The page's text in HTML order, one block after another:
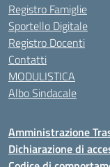
Registro Famiglie
Sportello Digitale
Registro Docenti
Contatti
MODULISTICA
Albo Sindacale
Amministrazione
Dichiarazione di